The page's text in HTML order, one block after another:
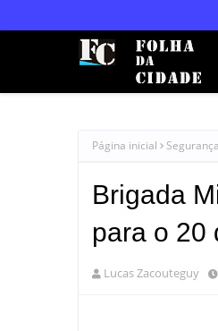
Página inicial Segurança
Brigada
para o 20
Lucas Zacouteguy